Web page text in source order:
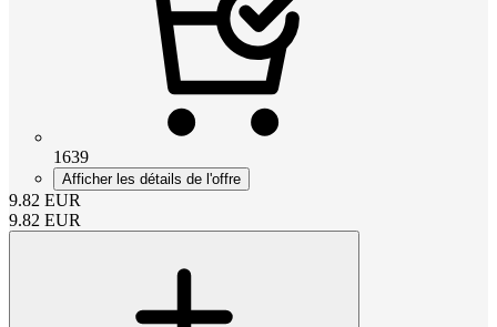
1639
Afficher les détails de l'offre
9.82 EUR
9.82 EUR